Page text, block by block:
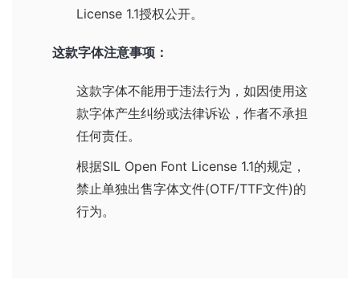
License 1.1授权公开。
这款字体注意事项：
这款字体不能用于违法行为，如因使用这
款字体产生纠纷或法律诉讼，作者不承担
任何责任。
根据SIL Open Font License 1.1的规定，
禁止单独出售字体文件(OTF/TTF文件)的
行为。